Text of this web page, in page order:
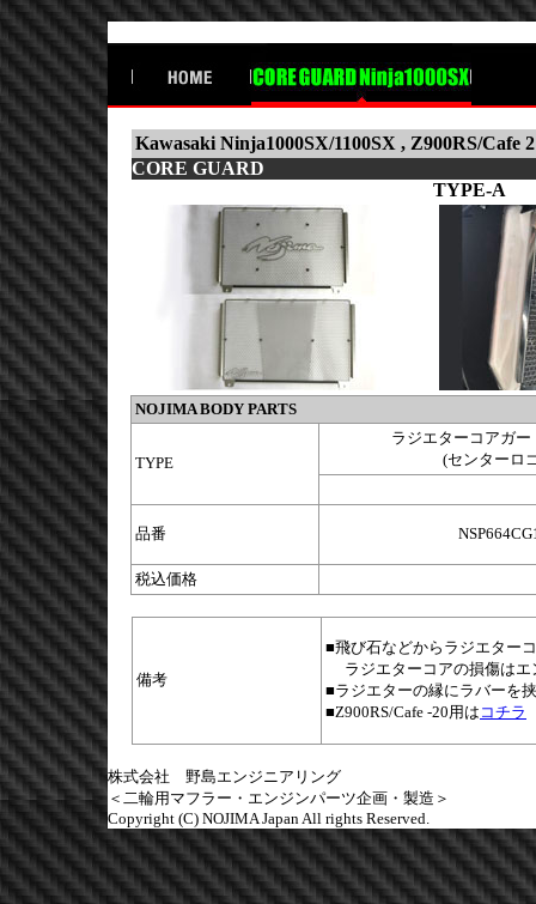
Kawasaki Ninja1000SX/1100SX , Z900RS/Cafe
CORE GUARD
TYPE-A
NOJIMA BODY PARTS
TYPE
ラジエターコアガー
(センターロ
品番
税込価格
備考
■飛び石などからラジエター
ラジエターコアの損傷はエ
■ラジエターの縁にラバーを
■Z900RS/Cafe -20用は コチラ
株式会社 野島エンジニアリング
＜二輪用マフラー・エンジンパーツ企画・製造＞
Copyright (C) NOJIMA Japan All rights Reserved.